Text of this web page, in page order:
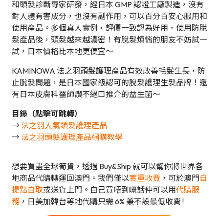
和頭髮診斷專家研發，經日本 GMP 認證工廠製造，沒有
對人體有害成分，也沒有副作用，可以百分百安心服用和
使用產品。多個真人實例，評價一致認為好用，使用防脫
髮產品後，頭髮越來越濃密！有脫髮煩惱的朋友不妨試一
試，日本價格比本地更便宜～
KAMINOWA 法之羽頭髮護理產品有效改善毛髮生長，防
止脫髮問題，是日本國家級認可的脫髮護理生髮品牌！還
有日本皮膚科醫師讚不絕口推介的益生菌～
目錄（點擊可跳轉）
→ 法之羽人氣頭髮護理產品
→ 法之羽頭髮護理產品網購教學
想要買盡全球筍貨，透過 Buy&Ship 就可以幫你將世界各
地商品代購轉運回澳門。我們僅以實重收費 ，可於澳門自
提點自取或送貨上門。自己買唔到嘅話仲可以用代購服
務 ，日美加韓台等地代購只需 6% 兼不設最低收費 !